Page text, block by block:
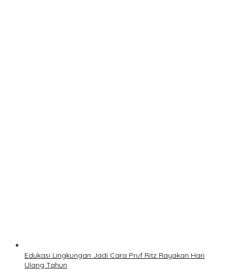
Edukasi Lingkungan Jadi Cara Pruf Ritz Rayakan Hari
Ulang Tahun